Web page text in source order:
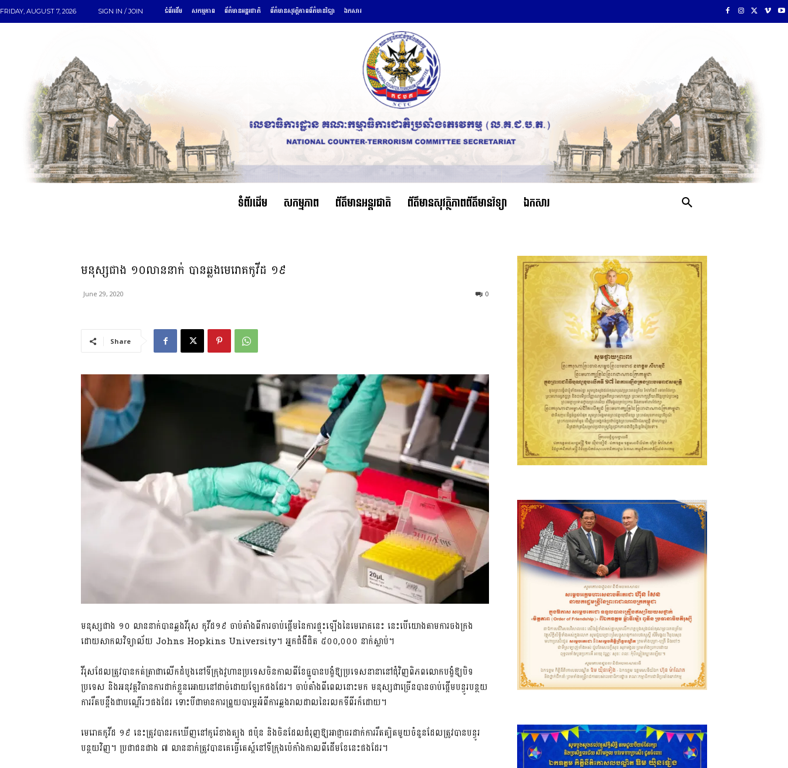
FRIDAY, AUGUST 7, 2026 SIGN IN / JOIN ទំព័រដើម សកម្មភាព ព័ត៌មានអន្តរជាតិ ព័ត៌មានសុវត្ថិភាពព័ត៌មានវិទ្យា ឯកសារ
ទំព័រដើម សកម្មភាព ព័ត៌មានអន្តរជាតិ ព័ត៌មានសុវត្ថិភាពព័ត៌មានវិទ្យា ឯកសារ
មនុស្ស​ជាង ១០លាន​នាក់ បាន​ឆ្លង​មេរោគ​កូ​វីដ ១៩
June 29, 2020 0
Share
មនុស្ស​ជាង ១០ លាន​នាក់​បាន​ឆ្លង​វីរុស កូ​វីដ១៩ ចាប់តាំងពី​ការចាប់ផ្តើម​នៃ​ការ​ផ្ទុះឡើង​នៃ​មេរោគ​នេះ នេះ​បើ​យោងតាម​ការ​ចងក្រង​
ដោយ​សាកលវិទ្យាល័យ Johns Hopkins University។ អ្នកជំងឺ​ជិត ៥០០,០០០ នាក់​ស្លាប់។
វីរុស​ដែល​ត្រូវបាន​កត់ត្រា​ជា​លើកដំបូង​នៅ​ទីក្រុង​វូ​ហាន​ប្រទេស​ចិន​កាលពី​ខែធ្នូ​បាន​បង្ខំ​ឱ្យ​ប្រទេស​នានា​នៅ​ជុំវិញ​ពិភពលោក​បង្ខំ​ឱ្យ​បិទ​
ប្រទេស និង​អនុវត្ត​វិធានការ​ដាក់ខ្លួន​អោយនៅ​ដាច់ដោយឡែក​ផងដែរ។ ចាប់តាំងពី​ពេលនោះ​មក មនុស្ស​ជាច្រើន​បានចាប់ផ្តើម​បន្ធូរបន្ថយ​
ការ​រឹតបន្តឹង​ជាបណ្តើរៗផងដែរ ទោះបីជា​មានការ​ព្រួយបារម្ភ​អំពី​ការឆ្លង​រាលដាល​នៃ​រលក​ទី​ពីរ​ក៏ដោយ។
មេរោគ​កូ​វីដ ១៩ នេះ​ត្រូវបាន​រកឃើញ​នៅ​កូរ៉េខាងត្បូង ជប៉ុន និង​ចិន​ដែល​ជំរុញ​ឱ្យ​អាជ្ញាធរ​ដាក់​ការ​រឹតត្បិត​មួយចំនួន​ដែល​ត្រូវបាន​បន្ធូរ
បន្ថយ​វិញ។ ប្រជាជន​ជាង ៧ លាន​នាក់​ត្រូវបាន​គេ​ធ្វើតេស្ត៍​នៅ​ទីក្រុង​ប៉េកាំង​កាលពី​ដើមខែ​នេះ​ផងដែរ។